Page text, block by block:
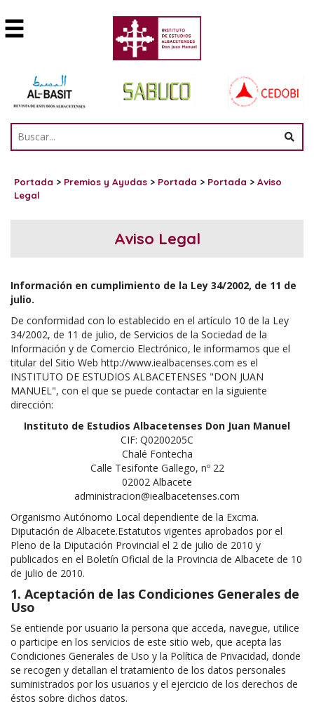
Portada > Premios y Ayudas > Portada > Portada > Aviso
Legal
Aviso Legal
Información en cumplimiento de la Ley 34/2002, de 11 de
julio.
De conformidad con lo establecido en el artículo 10 de la Ley
34/2002, de 11 de julio, de Servicios de la Sociedad de la
Información y de Comercio Electrónico, le informamos que el
titular del Sitio Web http://www.iealbacenses.com es el
INSTITUTO DE ESTUDIOS ALBACETENSES "DON JUAN
MANUEL", con el que se puede contactar en la siguiente
dirección:
Instituto de Estudios Albacetenses Don Juan Manuel
CIF: Q0200205C
Chalé Fontecha
Calle Tesifonte Gallego, nº 22
02002 Albacete
administracion@iealbacetenses.com
Organismo Autónomo Local dependiente de la Excma.
Diputación de Albacete.Estatutos vigentes aprobados por el
Pleno de la Diputación Provincial el 2 de julio de 2010 y
publicados en el Boletín Oficial de la Provincia de Albacete de 10
de julio de 2010.
1. Aceptación de las Condiciones Generales de
Uso
Se entiende por usuario la persona que acceda, navegue, utilice
o participe en los servicios de este sitio web, que acepta las
Condiciones Generales de Uso y la Política de Privacidad, donde
se recogen y detallan el tratamiento de los datos personales
suministrados por los usuarios y el ejercicio de los derechos de
éstos sobre dichos datos.